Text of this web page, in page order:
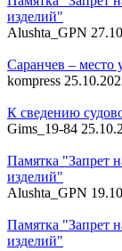
изделий"
Alushta_GPN
Саранчев – место
kompress
К сведению
Gims_19-84
Памятка "Запрет
изделий"
Alushta_GPN
Памятка "Запрет
изделий"